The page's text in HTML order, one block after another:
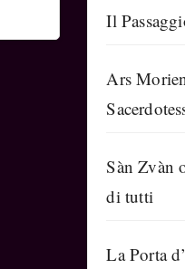
Il
Ars
Sàn Zvàn
di tutti
La Porta